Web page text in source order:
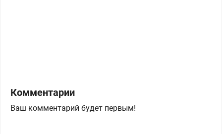
Комментарии
Ваш комментарий будет первым!